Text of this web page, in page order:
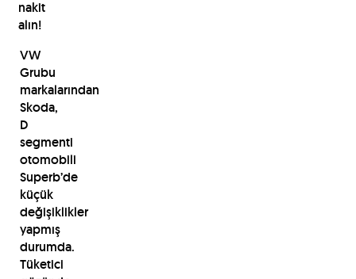
nakit
alın!
VW
Grubu
markalarından
Skoda,
D
segmenti
otomobili
Superb’de
küçük
değişiklikler
yapmış
durumda.
Tüketici